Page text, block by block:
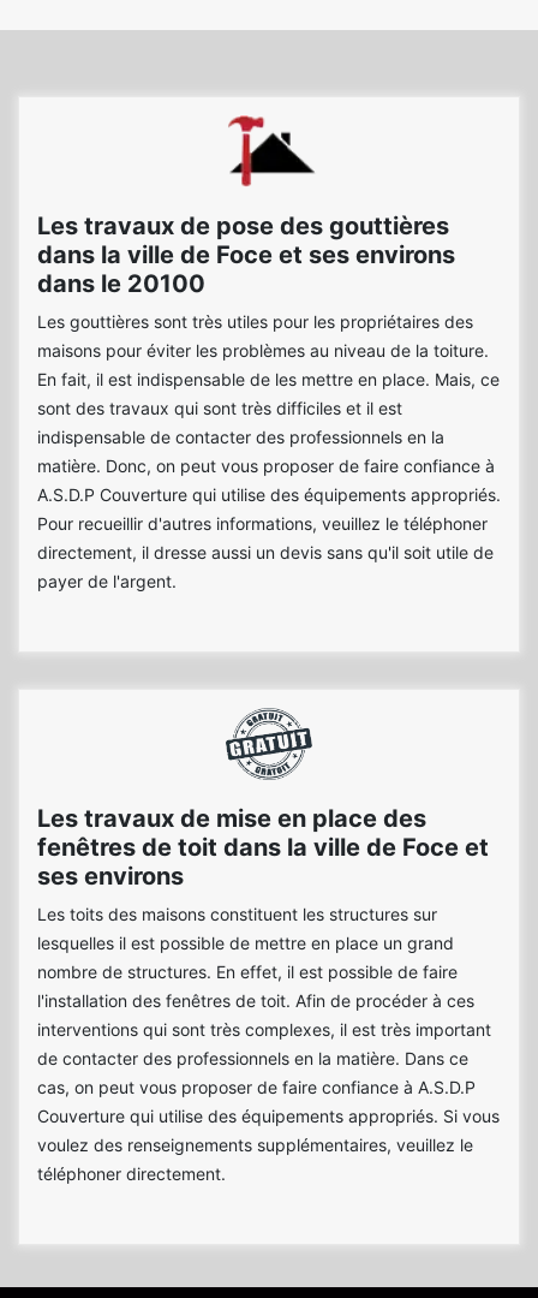
Les travaux de pose des gouttières
dans la ville de Foce et ses environs
dans le 20100
Les gouttières sont très utiles pour les propriétaires des
maisons pour éviter les problèmes au niveau de la toiture.
En fait, il est indispensable de les mettre en place. Mais, ce
sont des travaux qui sont très difficiles et il est
indispensable de contacter des professionnels en la
matière. Donc, on peut vous proposer de faire confiance à
A.S.D.P Couverture qui utilise des équipements appropriés.
Pour recueillir d'autres informations, veuillez le téléphoner
directement, il dresse aussi un devis sans qu'il soit utile de
payer de l'argent.
Les travaux de mise en place des
fenêtres de toit dans la ville de Foce et
ses environs
Les toits des maisons constituent les structures sur
lesquelles il est possible de mettre en place un grand
nombre de structures. En effet, il est possible de faire
l'installation des fenêtres de toit. Afin de procéder à ces
interventions qui sont très complexes, il est très important
de contacter des professionnels en la matière. Dans ce
cas, on peut vous proposer de faire confiance à A.S.D.P
Couverture qui utilise des équipements appropriés. Si vous
voulez des renseignements supplémentaires, veuillez le
téléphoner directement.